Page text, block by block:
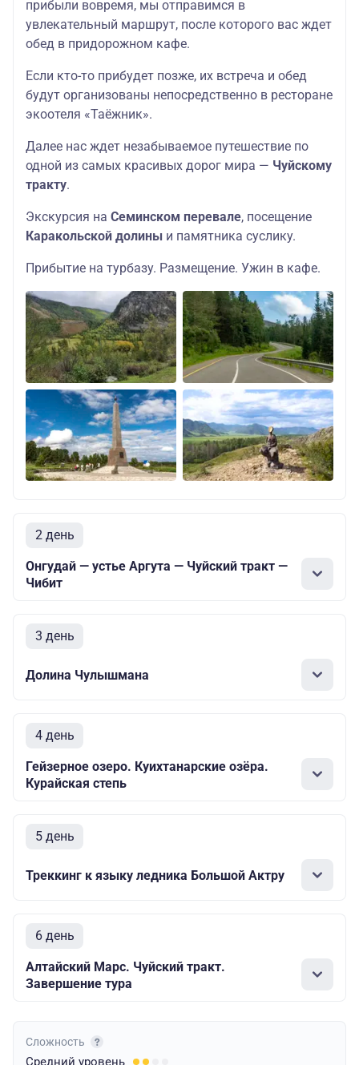
прибыли вовремя, мы отправимся в
увлекательный маршрут, после которого вас ждет
обед в придорожном кафе.
Если кто-то прибудет позже, их встреча и обед
будут организованы непосредственно в ресторане
экоотеля «Таёжник».
Далее нас ждет незабываемое путешествие по
одной из самых красивых дорог мира — Чуйскому
тракту.
Экскурсия на Семинском перевале, посещение
Каракольской долины и памятника суслику.
Прибытие на турбазу. Размещение. Ужин в кафе.
2 день
Онгудай — устье Аргута — Чуйский тракт —
Чибит
3 день
Долина Чулышмана
4 день
Гейзерное озеро. Куихтанарские озёра.
Курайская степь
5 день
Треккинг к языку ледника Большой Актру
6 день
Алтайский Марс. Чуйский тракт.
Завершение тура
Сложность
Средний уровень